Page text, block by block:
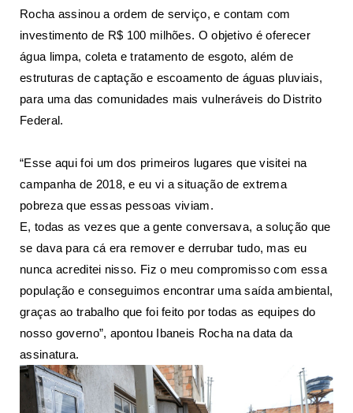
Rocha assinou a ordem de serviço, e contam com
investimento de R$ 100 milhões. O objetivo é oferecer
água limpa, coleta e tratamento de esgoto, além de
estruturas de captação e escoamento de águas pluviais,
para uma das comunidades mais vulneráveis do Distrito
Federal.
“Esse aqui foi um dos primeiros lugares que visitei na
campanha de 2018, e eu vi a situação de extrema
pobreza que essas pessoas viviam.
E, todas as vezes que a gente conversava, a solução que
se dava para cá era remover e derrubar tudo, mas eu
nunca acreditei nisso. Fiz o meu compromisso com essa
população e conseguimos encontrar uma saída ambiental,
graças ao trabalho que foi feito por todas as equipes do
nosso governo”, apontou Ibaneis Rocha na data da
assinatura.